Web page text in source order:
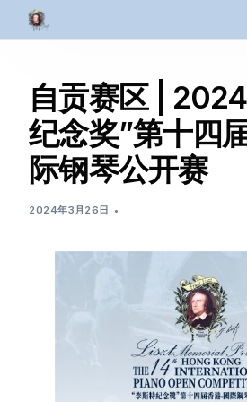
自贡赛区 |
纪念奖”第十四
际钢琴公开赛
2024年3月26日